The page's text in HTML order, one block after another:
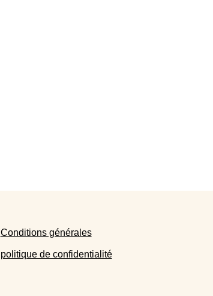
Conditions générales
politique de confidentialité